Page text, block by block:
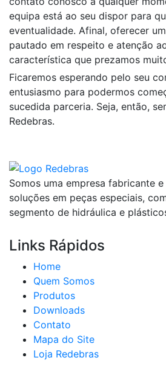
equipa está ao seu dispor para
eventualidade. Afinal, oferecer
pautado em respeito e atenção
característica que prezamos
Ficaremos esperando pelo seu
entusiasmo para podermos
sucedida parceria. Seja, então,
Redebras.
Somos uma empresa fabricante
soluções em peças especiais,
segmento de hidráulica e
Links Rápidos
Home
Quem Somos
Produtos
Downloads
Contato
Mapa do Site
Loja Redebras